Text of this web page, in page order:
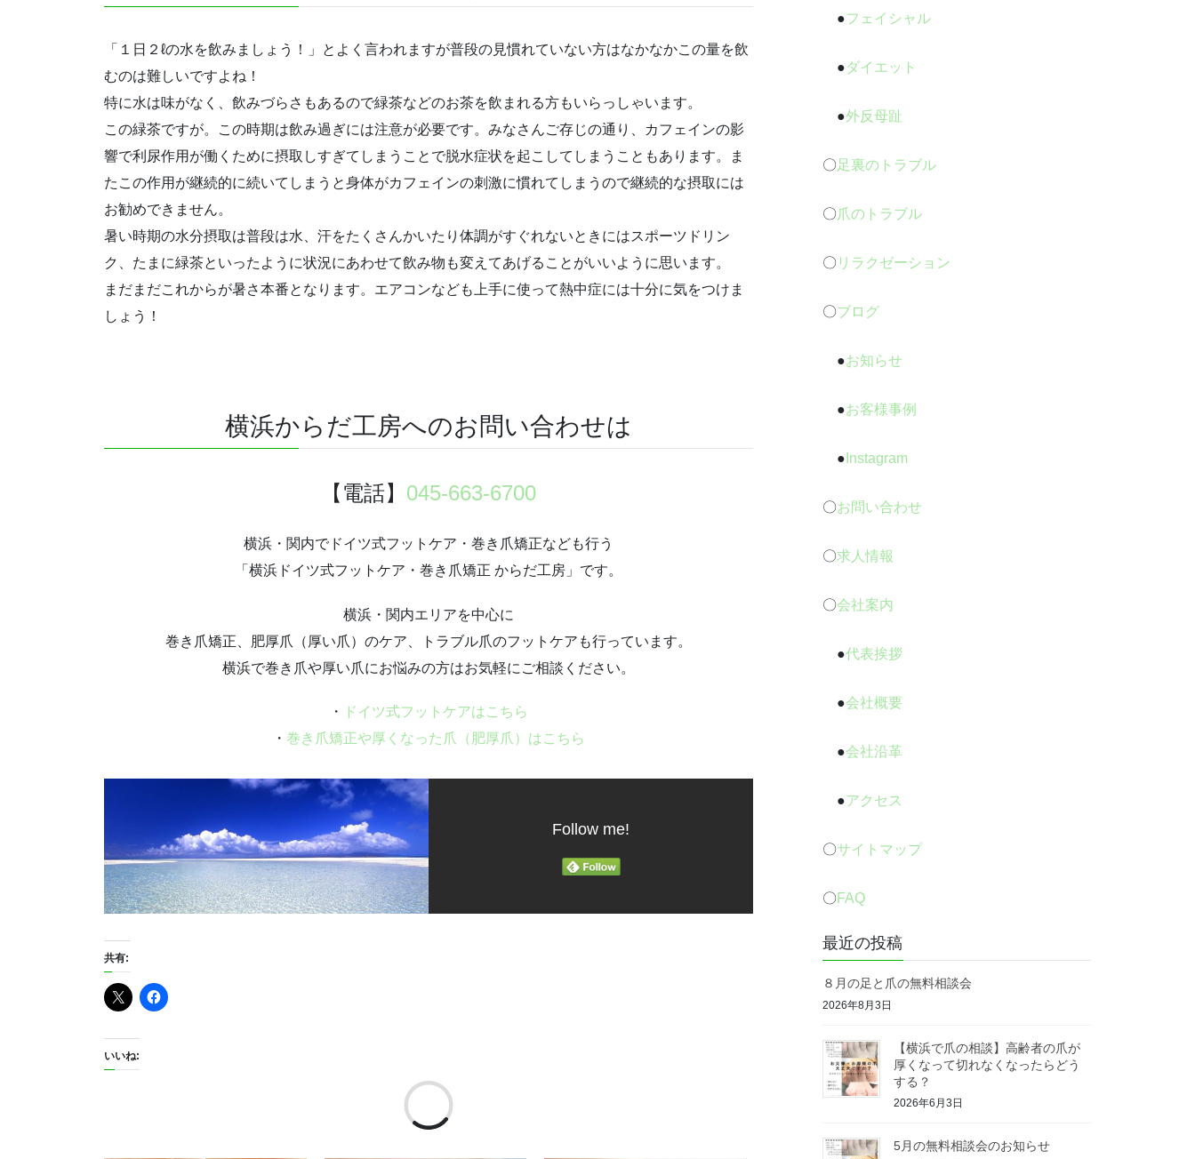
「１日２ℓの水を飲みましょう！」とよく言われますが普段の見慣れていない方はなかなかこの量を飲
むのは難しいですよね！
特に水は味がなく、飲みづらさもあるので緑茶などのお茶を飲まれる方もいらっしゃいます。
この緑茶ですが。この時期は飲み過ぎには注意が必要です。みなさんご存じの通り、カフェインの影
響で利尿作用が働くために摂取しすぎてしまうことで脱水症状を起こしてしまうこともあります。ま
たこの作用が継続的に続いてしまうと身体がカフェインの刺激に慣れてしまうので継続的な摂取には
お勧めできません。
暑い時期の水分摂取は普段は水、汗をたくさんかいたり体調がすぐれないときにはスポーツドリン
ク、たまに緑茶といったように状況にあわせて飲み物も変えてあげることがいいように思います。
まだまだこれからが暑さ本番となります。エアコンなども上手に使って熱中症には十分に気をつけま
しょう！
横浜からだ工房へのお問い合わせは
【電話】 045-663-6700
横浜・関内でドイツ式フットケア・巻き爪矯正なども行う
「横浜ドイツ式フットケア・巻き爪矯正 からだ工房」です。
横浜・関内エリアを中心に
巻き爪矯正、肥厚爪（厚い爪）のケア、トラブル爪のフットケアも行っています。
横浜で巻き爪や厚い爪にお悩みの方はお気軽にご相談ください。
・
ドイツ式フットケアはこちら
・ 巻き爪矯正や厚くなった爪（肥厚爪）はこちら
Follow me!
共有:
いいね:
●フェイシャル
●ダイエット
●外反母趾
〇足裏のトラブル
〇爪のトラブル
〇 リラクゼーション
〇ブログ
●お知らせ
●お客様事例
● Instagram
〇お問い合わせ
〇求人情報
〇会社案内
●代表挨拶
●会社概要
●会社沿革
●アクセス
〇サイトマップ
〇 FAQ
最近の投稿
８月の足と爪の無料相談会
2026年8月3日
【横浜で爪の相談】高齢者の爪が
厚くなって切れなくなったらどう
する？
2026年6月3日
5月の無料相談会のお知らせ